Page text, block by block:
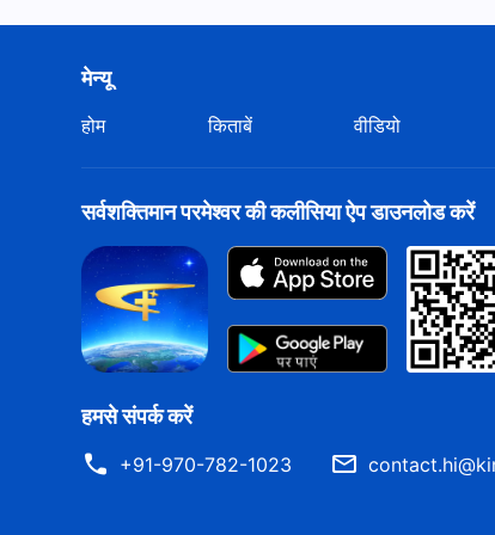
प्रार्थनाकरते हो? उनमें से तुम लोग हमेशा किस पर विश्वास करते
मष्तिष्क है। तुम लोगों के हृदय में परमेश्वर है ही नहीं! फिर भी
मेन्यू
होम किताबें वीडियो
सर्वशक्तिमान परमेश्वर की कलीसिया ऐप डाउनलोड करें
हमसे संपर्क करें
+91-970-782-1023